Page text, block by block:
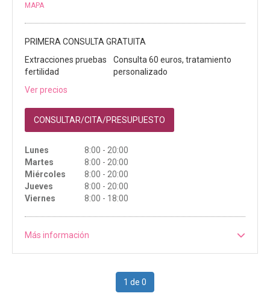
MAPA
PRIMERA CONSULTA GRATUITA
Extracciones pruebas
fertilidad
Consulta 60 euros, tratamiento
personalizado
Ver precios
CONSULTAR/CITA/PRESUPUESTO
Lunes
8:00 - 20:00
Martes
8:00 - 20:00
Miércoles
8:00 - 20:00
Jueves
8:00 - 20:00
Viernes
8:00 - 18:00
Más información
1 de 0